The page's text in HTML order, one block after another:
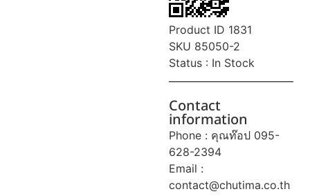
Product ID 1831
SKU 85050-2
Status : In Stock
Contact
information
Phone : คุณท๊อป 095-
628-2394
Email :
contact@chutima.co.th